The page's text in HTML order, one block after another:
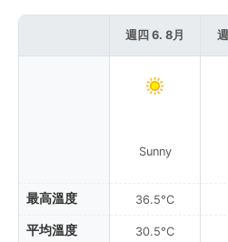
最高溫度
平均溫度
週四 6. 8月
Sunny
36.5°C
30.5°C